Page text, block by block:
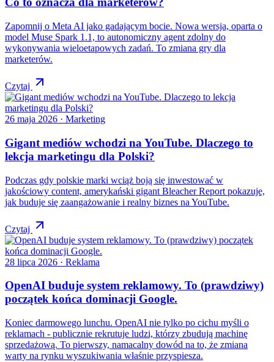
Zapomnij o Meta AI jako gadającym bocie. Nowa wersja, oparta o
model Muse Spark 1.1, to autonomiczny agent zdolny do
wykonywania wieloetapowych zadań. To zmiana gry dla
marketerów.
Czytaj
26 maja 2026 · Marketing
Gigant mediów wchodzi na YouTube. Dlaczego to
lekcja marketingu dla Polski?
Podczas gdy polskie marki wciąż boją się inwestować w
jakościowy content, amerykański gigant Bleacher Report pokazuje,
jak buduje się zaangażowanie i realny biznes na YouTube.
Czytaj
28 lipca 2026 · Reklama
OpenAI buduje system reklamowy. To (prawdziwy)
początek końca dominacji Google.
Koniec darmowego lunchu. OpenAI nie tylko po cichu myśli o
reklamach - publicznie rekrutuje ludzi, którzy zbudują machinę
sprzedażową. To pierwszy, namacalny dowód na to, że zmiana
warty na rynku wyszukiwania właśnie przyspiesza.